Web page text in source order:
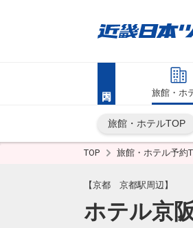
旅館・ホ
旅館・ホテルTOP
TOP 旅館・ホテル予約
【京都 京都駅周辺】
ホテル京